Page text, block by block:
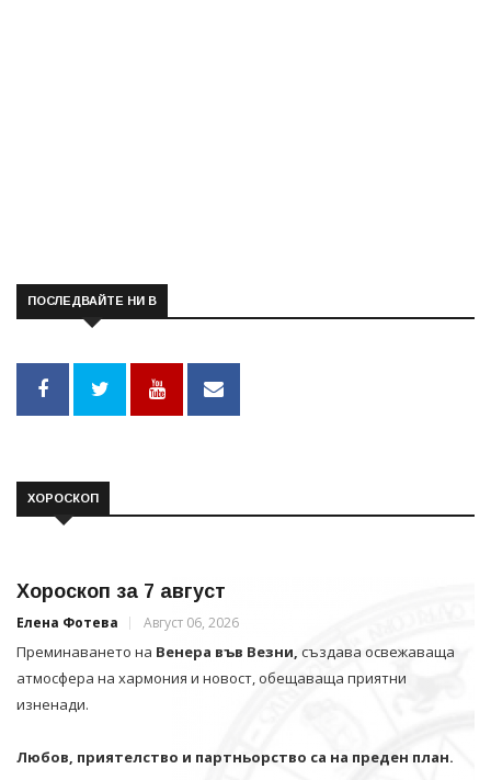
ПОСЛЕДВАЙТЕ НИ В
ХОРОСКОП
Хороскоп за 7 август
Елена Фотева Август 06, 2026
Преминаването на Венера във Везни, създава освежаваща
атмосфера на хармония и новост, обещаваща приятни
изненади.
Любов, приятелство и партньорство са на преден план.